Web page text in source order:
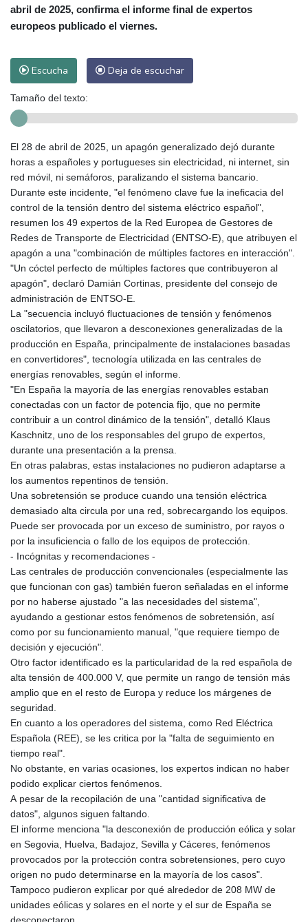
abril de 2025, confirma el informe final de expertos
europeos publicado el viernes.
Escucha Deja de escuchar
Tamaño del texto:
El 28 de abril de 2025, un apagón generalizado dejó durante
horas a españoles y portugueses sin electricidad, ni internet, sin
red móvil, ni semáforos, paralizando el sistema bancario.
Durante este incidente, "el fenómeno clave fue la ineficacia del
control de la tensión dentro del sistema eléctrico español",
resumen los 49 expertos de la Red Europea de Gestores de
Redes de Transporte de Electricidad (ENTSO-E), que atribuyen el
apagón a una "combinación de múltiples factores en interacción".
"Un cóctel perfecto de múltiples factores que contribuyeron al
apagón", declaró Damián Cortinas, presidente del consejo de
administración de ENTSO-E.
La "secuencia incluyó fluctuaciones de tensión y fenómenos
oscilatorios, que llevaron a desconexiones generalizadas de la
producción en España, principalmente de instalaciones basadas
en convertidores", tecnología utilizada en las centrales de
energías renovables, según el informe.
"En España la mayoría de las energías renovables estaban
conectadas con un factor de potencia fijo, que no permite
contribuir a un control dinámico de la tensión", detalló Klaus
Kaschnitz, uno de los responsables del grupo de expertos,
durante una presentación a la prensa.
En otras palabras, estas instalaciones no pudieron adaptarse a
los aumentos repentinos de tensión.
Una sobretensión se produce cuando una tensión eléctrica
demasiado alta circula por una red, sobrecargando los equipos.
Puede ser provocada por un exceso de suministro, por rayos o
por la insuficiencia o fallo de los equipos de protección.
- Incógnitas y recomendaciones -
Las centrales de producción convencionales (especialmente las
que funcionan con gas) también fueron señaladas en el informe
por no haberse ajustado "a las necesidades del sistema",
ayudando a gestionar estos fenómenos de sobretensión, así
como por su funcionamiento manual, "que requiere tiempo de
decisión y ejecución".
Otro factor identificado es la particularidad de la red española de
alta tensión de 400.000 V, que permite un rango de tensión más
amplio que en el resto de Europa y reduce los márgenes de
seguridad.
En cuanto a los operadores del sistema, como Red Eléctrica
Española (REE), se les critica por la "falta de seguimiento en
tiempo real".
No obstante, en varias ocasiones, los expertos indican no haber
podido explicar ciertos fenómenos.
A pesar de la recopilación de una "cantidad significativa de
datos", algunos siguen faltando.
El informe menciona "la desconexión de producción eólica y solar
en Segovia, Huelva, Badajoz, Sevilla y Cáceres, fenómenos
provocados por la protección contra sobretensiones, pero cuyo
origen no pudo determinarse en la mayoría de los casos".
Tampoco pudieron explicar por qué alrededor de 208 MW de
unidades eólicas y solares en el norte y el sur de España se